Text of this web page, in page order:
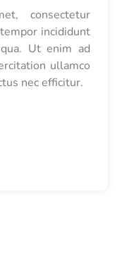
consectetur
incididunt
Ut enim ad
ullamco
nec efficitur.